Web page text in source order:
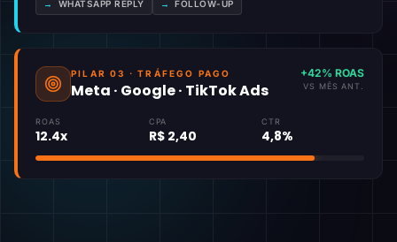
→ WHATSAPP REPLY → FOLLOW-UP
PILAR 03 · TRÁFEGO PAGO
Meta · Google · TikTok Ads
+42% ROAS
VS MÊS ANT.
ROAS
12.4x
CPA
R$ 2,40
CTR
4,8%